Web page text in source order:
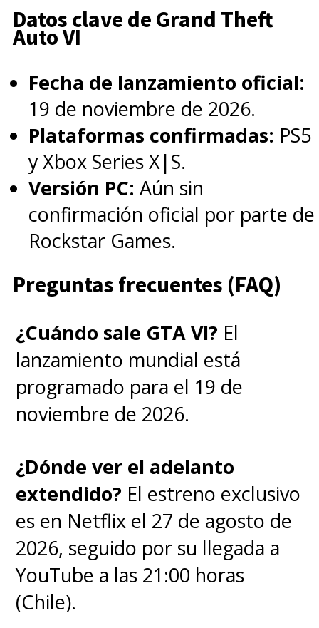
Datos clave de Grand Theft
Auto VI
Fecha de lanzamiento oficial:
19 de noviembre de 2026.
Plataformas confirmadas: PS5
y Xbox Series X|S.
Versión PC: Aún sin
confirmación oficial por parte de
Rockstar Games.
Preguntas frecuentes (FAQ)
¿Cuándo sale GTA VI? El
lanzamiento mundial está
programado para el 19 de
noviembre de 2026.
¿Dónde ver el adelanto
extendido? El estreno exclusivo
es en Netflix el 27 de agosto de
2026, seguido por su llegada a
YouTube a las 21:00 horas
(Chile).